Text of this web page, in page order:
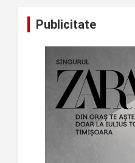
Publicitate